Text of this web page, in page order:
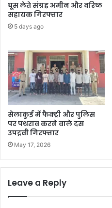
घूस लेते संग्रह अमीन और वरिष्ठ
सहायक गिरफ्तार
5 days ago
सेलाकुई में फैक्ट्री और पुलिस
पर पथराव करने वाले दस
उपद्रवी गिरफ्तार
May 17, 2026
Leave a Reply